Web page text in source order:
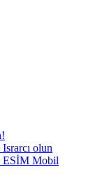
olun
ESİM Mobil